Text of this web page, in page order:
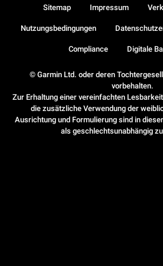
© Garmin Ltd. oder deren
vorbehalten.
Zur Erhaltung einer vereinfachten
die zusätzliche Verwendung der
Ausrichtung und Formulierung sind in
als geschlechtsunabhängig
Sitemap Impressum
Nutzungsbedingungen
Compliance Digitale